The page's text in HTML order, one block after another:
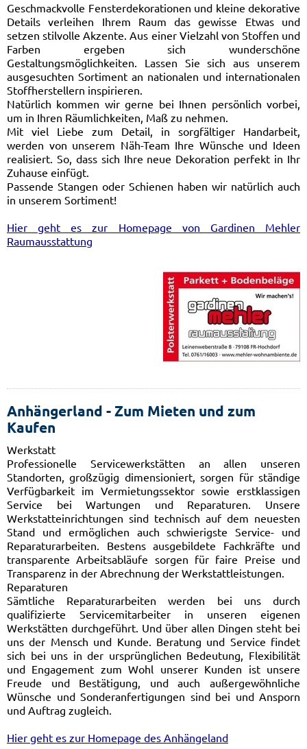
Geschmackvolle Fensterdekorationen und kleine dekorative
Details verleihen Ihrem Raum das gewisse Etwas und
setzen stilvolle Akzente. Aus einer Vielzahl von Stoffen und
Farben ergeben sich wunderschöne
Gestaltungsmöglichkeiten. Lassen Sie sich aus unserem
ausgesuchten Sortiment an nationalen und internationalen
Stoffherstellern inspirieren.
Natürlich kommen wir gerne bei Ihnen persönlich vorbei,
um in Ihren Räumlichkeiten, Maß zu nehmen.
Mit viel Liebe zum Detail, in sorgfältiger Handarbeit,
werden von unserem Näh-Team Ihre Wünsche und Ideen
realisiert. So, dass sich Ihre neue Dekoration perfekt in Ihr
Zuhause einfügt.
Passende Stangen oder Schienen haben wir natürlich auch
in unserem Sortiment!
Hier geht es zur Homepage von Gardinen Mehler
Raumausstattung
Anhängerland - Zum Mieten und zum
Kaufen
Werkstatt
Professionelle Servicewerkstätten an allen unseren
Standorten, großzügig dimensioniert, sorgen für ständige
Verfügbarkeit im Vermietungssektor sowie erstklassigen
Service bei Wartungen und Reparaturen. Unsere
Werkstatteinrichtungen sind technisch auf dem neuesten
Stand und ermöglichen auch schwierigste Service- und
Reparaturarbeiten. Bestens ausgebildete Fachkräfte und
transparente Arbeitsabläufe sorgen für faire Preise und
Transparenz in der Abrechnung der Werkstattleistungen.
Reparaturen
Sämtliche Reparaturarbeiten werden bei uns durch
qualifizierte Servicemitarbeiter in unseren eigenen
Werkstätten durchgeführt. Und über allen Dingen steht bei
uns der Mensch und Kunde. Beratung und Service findet
sich bei uns in der ursprünglichen Bedeutung, Flexibilität
und Engagement zum Wohl unserer Kunden ist unsere
Freude und Bestätigung, und auch außergewöhnliche
Wünsche und Sonderanfertigungen sind bei und Ansporn
und Auftrag zugleich.
Hier geht es zur Homepage des Anhängeland